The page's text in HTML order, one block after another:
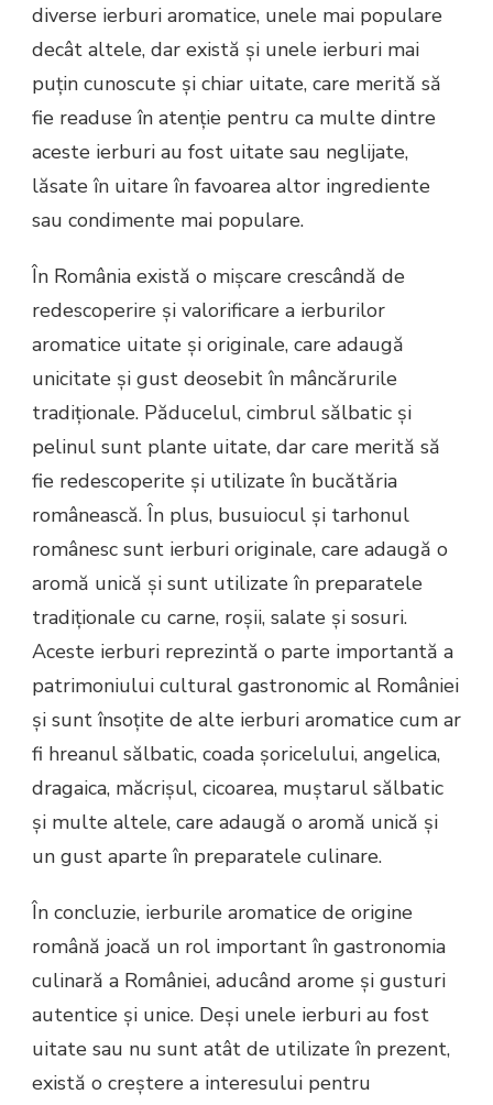
diverse ierburi aromatice, unele mai populare
decât altele, dar există și unele ierburi mai
puțin cunoscute și chiar uitate, care merită să
fie readuse în atenție pentru ca multe dintre
aceste ierburi au fost uitate sau neglijate,
lăsate în uitare în favoarea altor ingrediente
sau condimente mai populare.
În România există o mișcare crescândă de
redescoperire și valorificare a ierburilor
aromatice uitate și originale, care adaugă
unicitate și gust deosebit în mâncărurile
tradiționale. Păducelul, cimbrul sălbatic și
pelinul sunt plante uitate, dar care merită să
fie redescoperite și utilizate în bucătăria
românească. În plus, busuiocul și tarhonul
românesc sunt ierburi originale, care adaugă o
aromă unică și sunt utilizate în preparatele
tradiționale cu carne, roșii, salate și sosuri.
Aceste ierburi reprezintă o parte importantă a
patrimoniului cultural gastronomic al României
și sunt însoțite de alte ierburi aromatice cum ar
fi hreanul sălbatic, coada șoricelului, angelica,
dragaica, măcrișul, cicoarea, muștarul sălbatic
și multe altele, care adaugă o aromă unică și
un gust aparte în preparatele culinare.
În concluzie, ierburile aromatice de origine
română joacă un rol important în gastronomia
culinară a României, aducând arome și gusturi
autentice și unice. Deși unele ierburi au fost
uitate sau nu sunt atât de utilizate în prezent,
există o creștere a interesului pentru